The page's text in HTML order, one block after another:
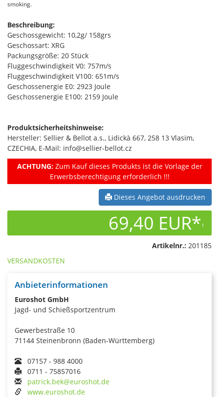
smoking.
Beschreibung:
Geschossgewicht: 10,2g/ 158grs
Geschossart: XRG
Packungsgröße: 20 Stück
Fluggeschwindigkeit V0: 757m/s
Fluggeschwindigkeit V100: 651m/s
Geschossenergie E0: 2923 Joule
Geschossenergie E100: 2159 Joule
Produktsicherheitshinweise:
Hersteller: Sellier & Bellot a.s., Lidickà 667, 258 13 Vlasim,
CZECHIA, E-Mail: info@sellier-bellot.cz
ACHTUNG:Zum Kauf dieses Produkts ist die Vorlage der
Erwerbsberechtigung erforderlich !!!
Dieses Angebot ausdrucken
69,40 EUR*1
Artikelnr.: 201185
VERSANDKOSTEN
Anbieterinformationen
Euroshot GmbH
Jagd- und Schießsportzentrum
Gewerbestraße 10
71144 Steinenbronn (Baden-Württemberg)
07157 - 988 4000
0711 - 75857016
patrick.bek@euroshot.de
www.euroshot.de